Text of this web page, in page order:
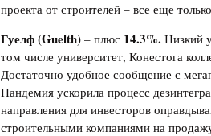
проекта от строителей – все еще
Гуелф (Guelth) – плюс 14.3%. Низкий
том числе университет, Конестога
Достаточно удобное сообщение с
Пандемия ускорила процесс
направления для инвесторов
строительными компаниями на